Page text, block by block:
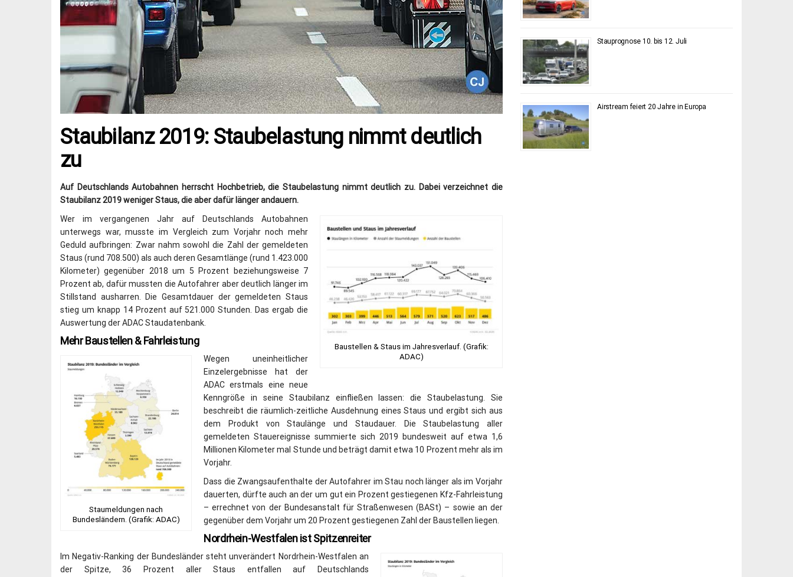
Staubilanz 2019: Staubelastung nimmt deutlich
zu
Auf Deutschlands Autobahnen herrscht Hochbetrieb, die Staubelastung nimmt deutlich zu. Dabei verzeichnet die
Staubilanz 2019 weniger Staus, die aber dafür länger andauern.
Baustellen & Staus im Jahresverlauf. (Grafik:
ADAC)
Wer im vergangenen Jahr auf Deutschlands Autobahnen
unterwegs war, musste im Vergleich zum Vorjahr noch mehr
Geduld aufbringen: Zwar nahm sowohl die Zahl der gemeldeten
Staus (rund 708.500) als auch deren Gesamtlänge (rund 1.423.000
Kilometer) gegenüber 2018 um 5 Prozent beziehungsweise 7
Prozent ab, dafür mussten die Autofahrer aber deutlich länger im
Stillstand ausharren. Die Gesamtdauer der gemeldeten Staus
stieg um knapp 14 Prozent auf 521.000 Stunden. Das ergab die
Auswertung der ADAC Staudatenbank.
Mehr Baustellen & Fahrleistung
Staumeldungen nach
Bundesländern. (Grafik: ADAC)
Wegen uneinheitlicher
Einzelergebnisse hat der
ADAC erstmals eine neue
Kenngröße in seine Staubilanz einfließen lassen: die Staubelastung. Sie
beschreibt die räumlich-zeitliche Ausdehnung eines Staus und ergibt sich aus
dem Produkt von Staulänge und Staudauer. Die Staubelastung aller
gemeldeten Stauereignisse summierte sich 2019 bundesweit auf etwa 1,6
Millionen Kilometer mal Stunde und beträgt damit etwa 10 Prozent mehr als im
Vorjahr.
Dass die Zwangsaufenthalte der Autofahrer im Stau noch länger als im Vorjahr
dauerten, dürfte auch an der um gut ein Prozent gestiegenen Kfz-Fahrleistung
– errechnet von der Bundesanstalt für Straßenwesen (BASt) – sowie an der
gegenüber dem Vorjahr um 20 Prozent gestiegenen Zahl der Baustellen liegen.
Nordrhein-Westfalen ist Spitzenreiter
Im Negativ-Ranking der Bundesländer steht unverändert Nordrhein-Westfalen an
der Spitze, 36 Prozent aller Staus entfallen auf Deutschlands
Stauprognose 10. bis 12. Juli
Airstream feiert 20 Jahre in Europa